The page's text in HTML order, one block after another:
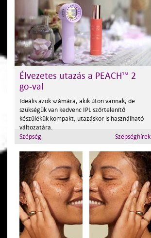
Élvezetes utazás a PEACH™ 2
go-val
Ideális azok számára, akik úton vannak, de
szükségük van kedvenc IPL szőrtelenítő
készülékük kompakt, utazáskor is használható
változatára.
Szépség
Szépséghírek